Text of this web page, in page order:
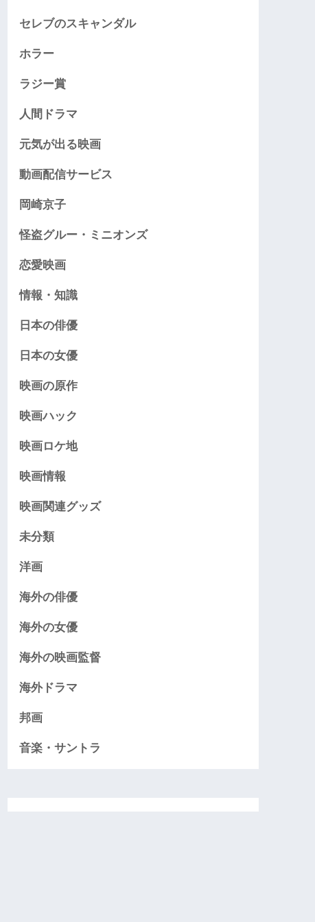
セレブのスキャンダル
ホラー
ラジー賞
人間ドラマ
元気が出る映画
動画配信サービス
岡崎京子
怪盗グルー・ミニオンズ
恋愛映画
情報・知識
日本の俳優
日本の女優
映画の原作
映画ハック
映画ロケ地
映画情報
映画関連グッズ
未分類
洋画
海外の俳優
海外の女優
海外の映画監督
海外ドラマ
邦画
音楽・サントラ